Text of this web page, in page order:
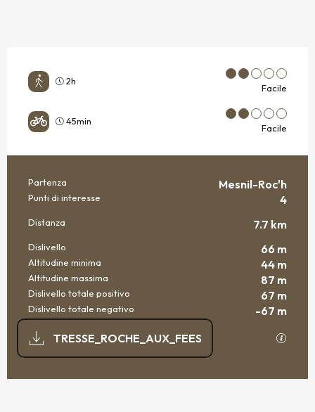
2h
Facile
45min
Facile
INFORMAZIONI PRATICHE
Partenza Mesnil-Roc'h
Punti di interesse 4
Distanza 7.7 km
Dislivello 66 m
Altitudine minima 44 m
Altitudine massima 87 m
Dislivello totale positivo 67 m
Dislivello totale negativo
-67 m
DOCUMENTAZIONE
TRESSE_ROCHE_AUX_FEES I file